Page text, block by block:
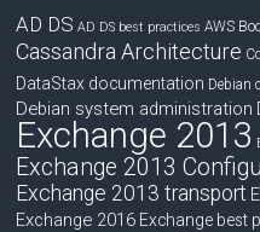
AD DS AD DS best practices AWS
Cassandra Architecture
DataStax documentation Debian
Debian system administration
Exchange 2013
Exchange 2013
Exchange 2013 transport
Exchange 2016 Exchange best